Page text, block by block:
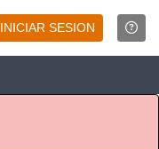
INICIAR SESION